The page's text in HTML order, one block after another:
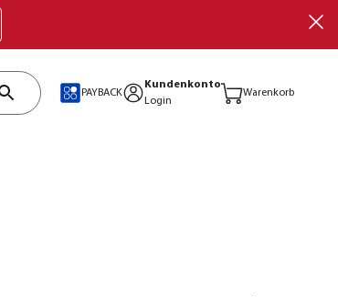
PAYBACK
Kundenkonto
Login
Warenkorb